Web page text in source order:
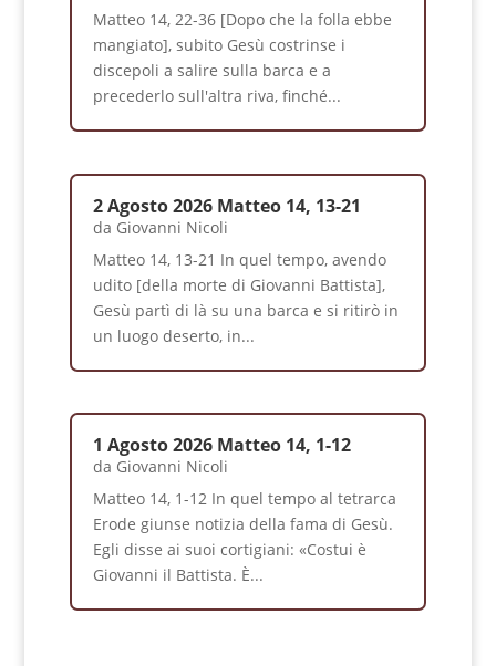
Matteo 14, 22-36 [Dopo che la folla ebbe
mangiato], subito Gesù costrinse i
discepoli a salire sulla barca e a
precederlo sull'altra riva, finché...
2 Agosto 2026 Matteo 14, 13-21
da Giovanni Nicoli
Matteo 14, 13-21 In quel tempo, avendo
udito [della morte di Giovanni Battista],
Gesù partì di là su una barca e si ritirò in
un luogo deserto, in...
1 Agosto 2026 Matteo 14, 1-12
da Giovanni Nicoli
Matteo 14, 1-12 In quel tempo al tetrarca
Erode giunse notizia della fama di Gesù.
Egli disse ai suoi cortigiani: «Costui è
Giovanni il Battista. È...